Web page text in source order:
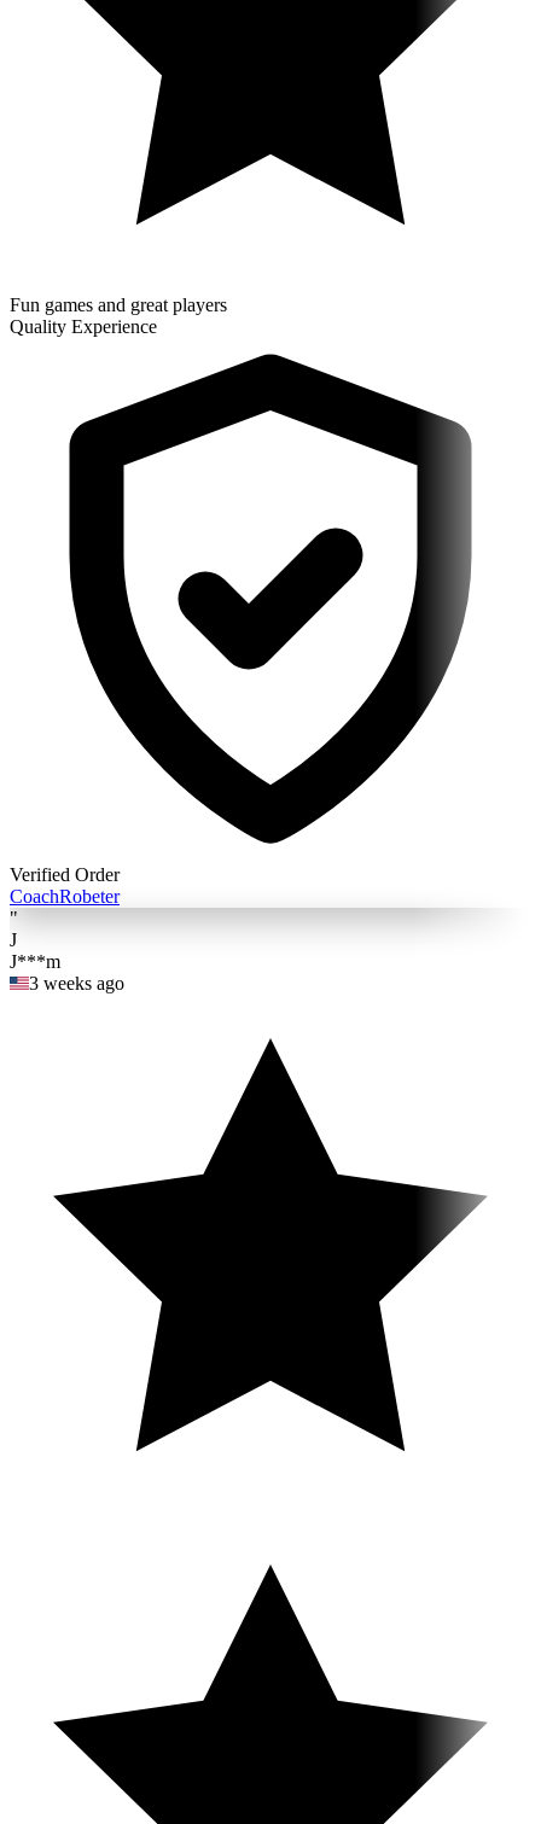
Fun games and great players
Quality Experience
Verified Order
CoachRobeter
"
J
J***m
3 weeks ago